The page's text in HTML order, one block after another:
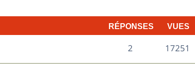
RÉPONSES VUES
2R
é
17251
u